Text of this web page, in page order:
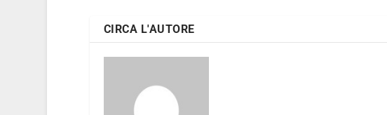
CIRCA L'AUTORE